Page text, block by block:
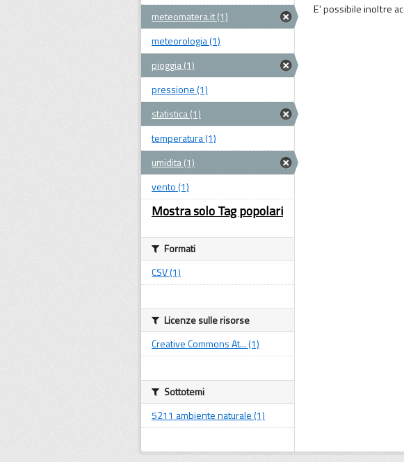
E' possibile inoltre
meteomatera.it (1)
meteorologia (1)
pioggia (1)
pressione (1)
statistica (1)
temperatura (1)
umidita (1)
vento (1)
Mostra solo Tag popolari
Formati
CSV (1)
Licenze sulle risorse
Creative Commons At... (1)
Sottotemi
5211 ambiente naturale (1)